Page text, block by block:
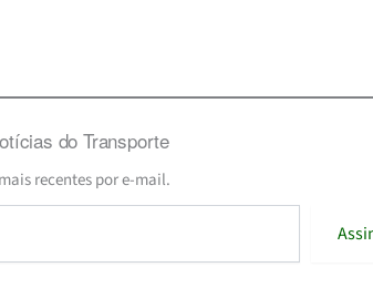
do Transporte
recentes por e-mail.